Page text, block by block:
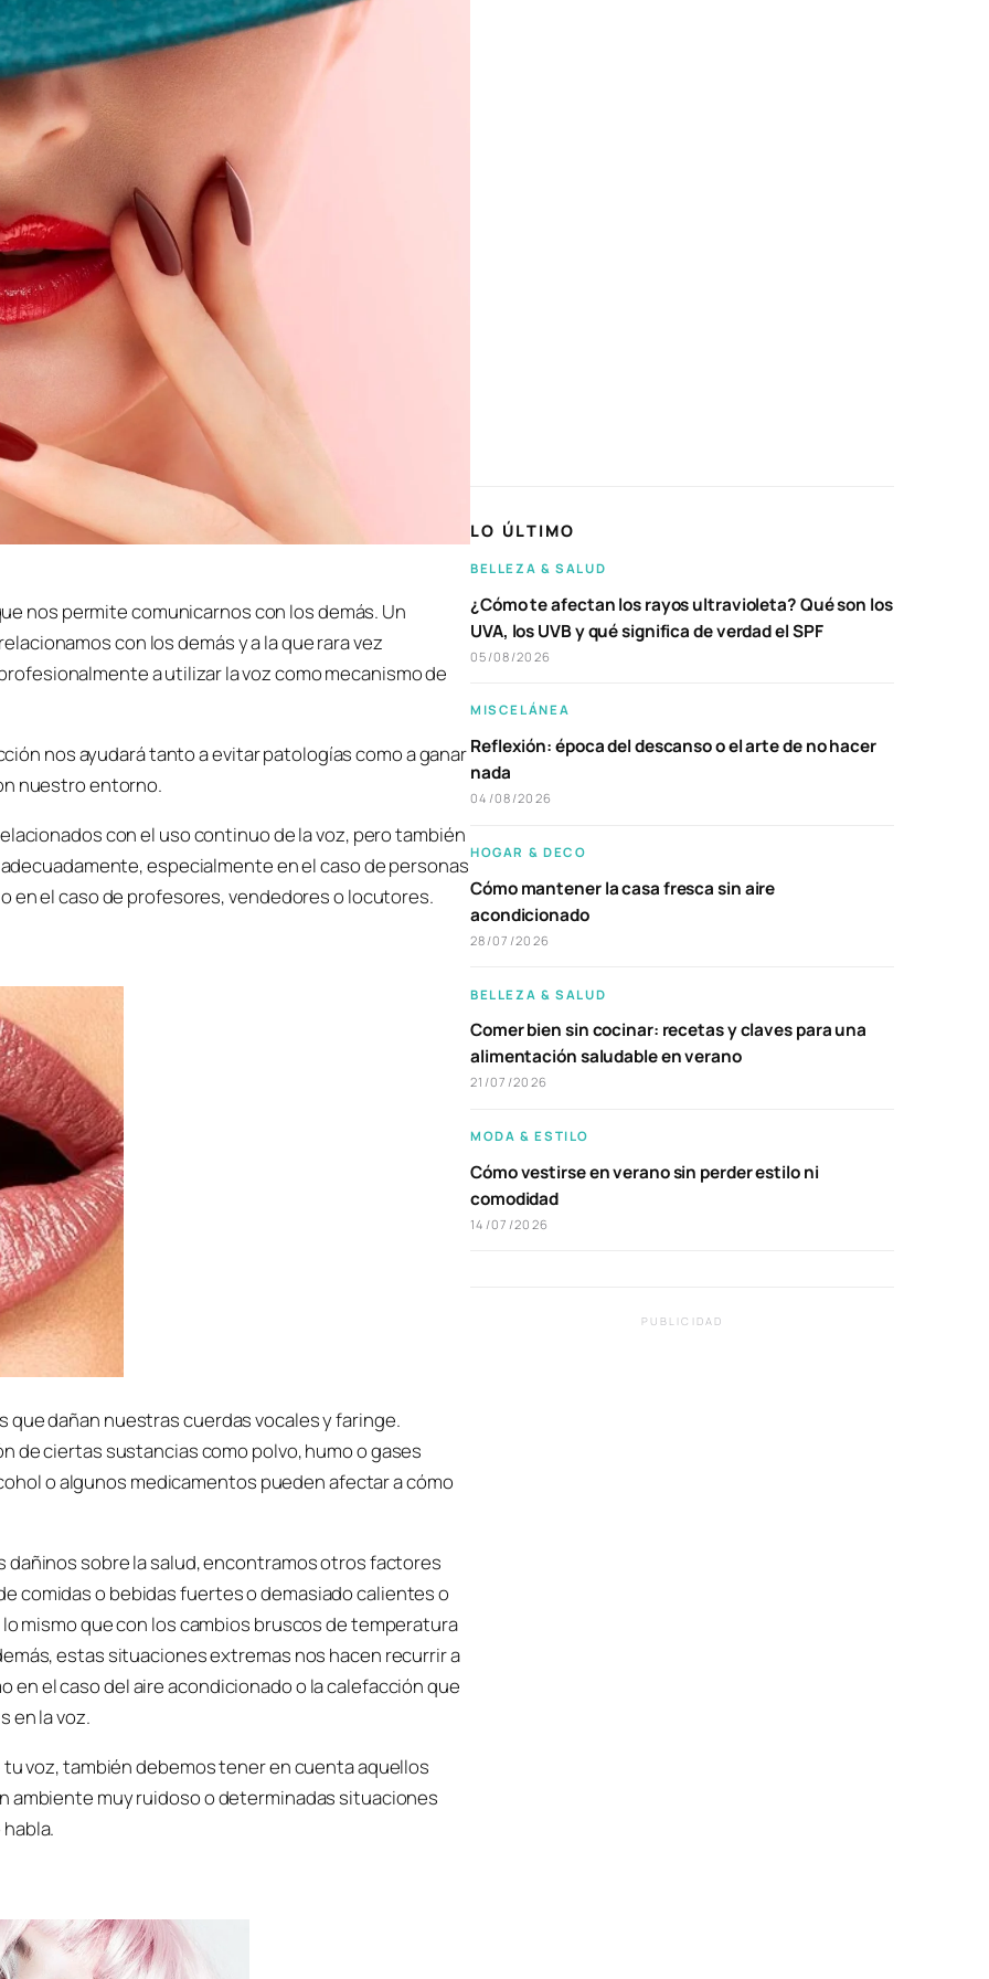
nos permite comunicarnos con los demás. Un
con los demás y a la que rara vez
a utilizar la voz como mecanismo de
nos ayudará tanto a evitar patologías como a ganar
nuestro entorno.
con el uso continuo de la voz, pero también
especialmente en el caso de personas
en el caso de profesores, vendedores o locutores.
dañan nuestras cuerdas vocales y faringe.
de ciertas sustancias como polvo, humo o gases
o algunos medicamentos pueden afectar a cómo
sobre la salud, encontramos otros factores
comidas o bebidas fuertes o demasiado calientes o
mismo que con los cambios bruscos de temperatura
estas situaciones extremas nos hacen recurrir a
el caso del aire acondicionado o la calefacción que
en la voz.
voz, también debemos tener en cuenta aquellos
ambiente muy ruidoso o determinadas situaciones
LO ÚLTIMO
BELLEZA & SALUD
¿Cómo te afectan los rayos ultravioleta? Qué son los
UVA, los UVB y qué significa de verdad el SPF
05/08/2026
MISCELÁNEA
Reflexión: época del descanso o el arte de no hacer
nada
04/08/2026
HOGAR & DECO
Cómo mantener la casa fresca sin aire
acondicionado
28/07/2026
BELLEZA & SALUD
Comer bien sin cocinar: recetas y claves para una
alimentación saludable en verano
21/07/2026
MODA & ESTILO
Cómo vestirse en verano sin perder estilo ni
comodidad
14/07/2026
PUBLICIDAD